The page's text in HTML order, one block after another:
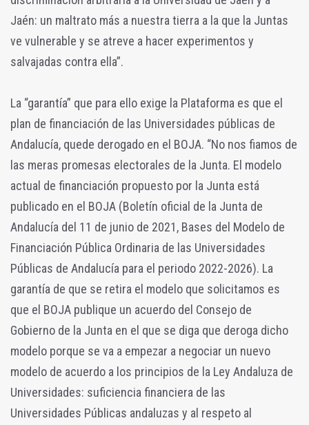
Jaén: un maltrato más a nuestra tierra a la que la Juntas
ve vulnerable y se atreve a hacer experimentos y
salvajadas contra ella”.
La “garantía” que para ello exige la Plataforma es que el
plan de financiación de las Universidades públicas de
Andalucía, quede derogado en el BOJA. “No nos fiamos de
las meras promesas electorales de la Junta. El modelo
actual de financiación propuesto por la Junta está
publicado en el BOJA (Boletín oficial de la Junta de
Andalucía del 11 de junio de 2021, Bases del Modelo de
Financiación Pública Ordinaria de las Universidades
Públicas de Andalucía para el periodo 2022-2026). La
garantía de que se retira el modelo que solicitamos es
que el BOJA publique un acuerdo del Consejo de
Gobierno de la Junta en el que se diga que deroga dicho
modelo porque se va a empezar a negociar un nuevo
modelo de acuerdo a los principios de la Ley Andaluza de
Universidades: suficiencia financiera de las
Universidades Públicas andaluzas y al respeto al